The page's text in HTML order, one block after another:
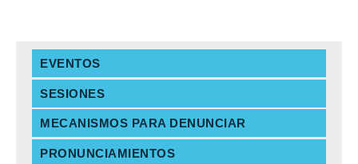
EVENTOS
SESIONES
MECANISMOS PARA DENUNCIAR
PRONUNCIAMIENTOS